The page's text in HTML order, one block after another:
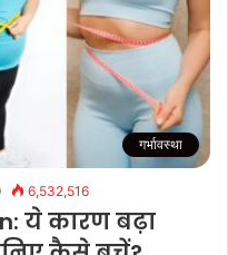
गर्भावस्था
6,532,516
ये कारण बढ़ा